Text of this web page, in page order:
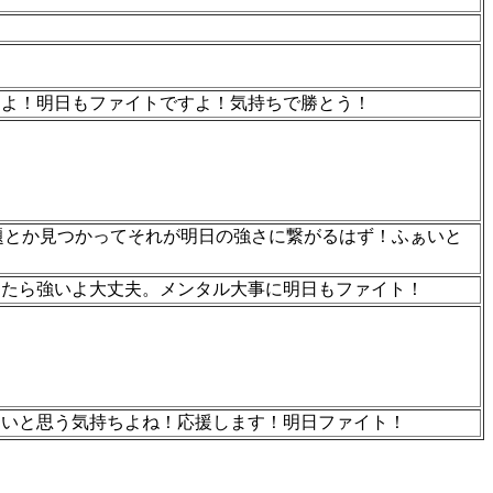
！明日もファイトですよ！気持ちで勝とう！
か見つかってそれが明日の強さに繋がるはず！ふぁいと
強いよ大丈夫。メンタル大事に明日もファイト！
と思う気持ちよね！応援します！明日ファイト！